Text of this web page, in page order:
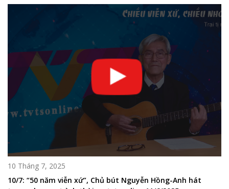
10 Tháng 7, 2025
10/7: “50 năm viễn xứ”, Chủ bút Nguyễn Hồng-Anh hát